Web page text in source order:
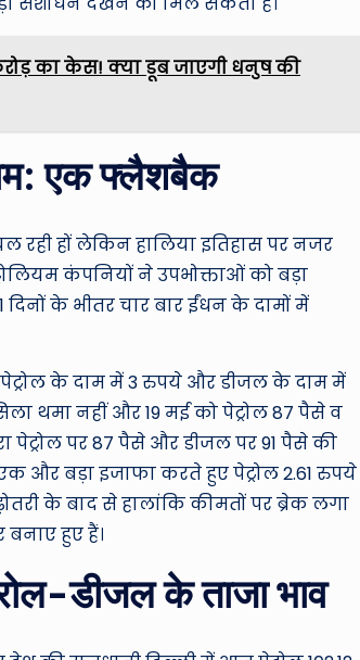
का केस! क्या डूब जाएगी धनुष की
एक फ्लैशबैक
हों लेकिन हालिया इतिहास पर नजर
कंपनियों ने उपभोक्ताओं को बड़ा
के भीतर चार बार ईंधन के दामों में
के दाम में 3 रुपये और डीजल के दाम में
थमा नहीं और 19 मई को पेट्रोल 87 पैसे व
पेट्रोल पर 87 पैसे और डीजल पर 91 पैसे की
और बड़ा इजाफा करते हुए पेट्रोल 2.61 रुपये
के बाद से हालांकि कीमतों पर ब्रेक लगा
हुए हैं।
डीजल के ताजा भाव